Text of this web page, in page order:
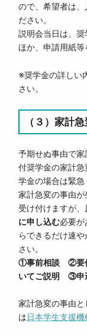
ので、希望者は、
ださい。
説明会当日は、
ほか、申請用紙等
※奨学金の詳しい
さい。
（３）家計
予期せぬ事由で
付奨学金の家計
学金の場合は緊急
家計急変の事由
受け付けますが
に申し込む必要が
らできるだけ速
さい。
①事前相談 ②要件
いてご説明 ③申
家計急変の事由
は日本学生支援